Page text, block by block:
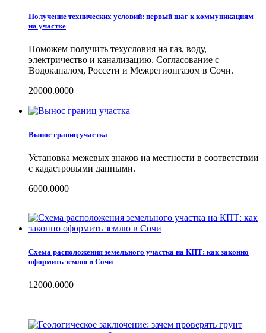
Получение технических условий: первый шаг к коммуникациям
на участке
Поможем получить техусловия на газ, воду,
электричество и канализацию. Согласование с
Водоканалом, Россети и Межрегионгазом в Сочи.
20000.0000
Вынос границ участка
Установка межевых знаков на местности в соответствии
с кадастровыми данными.
6000.0000
Схема расположения земельного участка на КПТ: как законно
оформить землю в Сочи
12000.0000